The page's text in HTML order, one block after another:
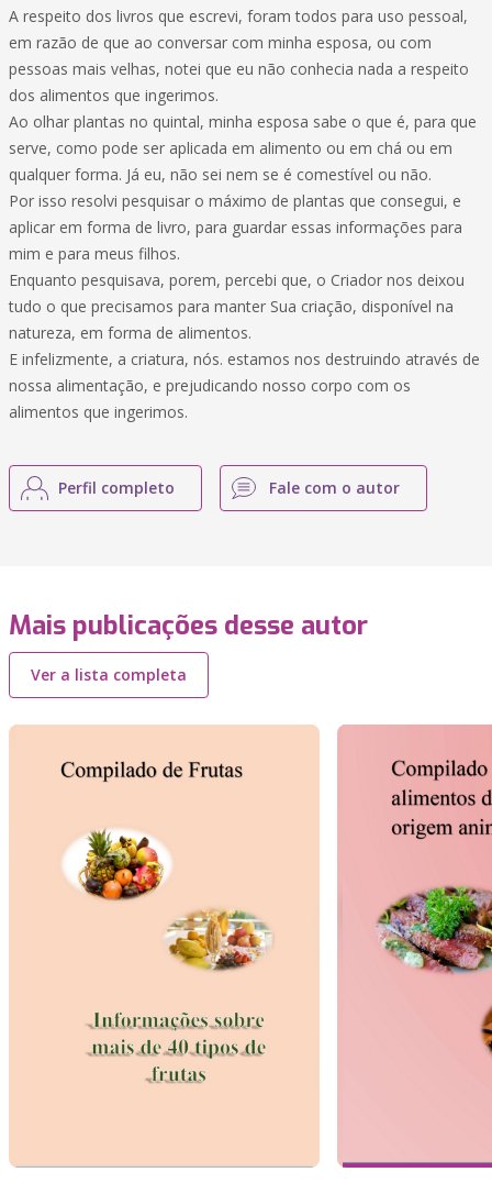
A respeito dos livros que escrevi, foram todos para uso pessoal,
em razão de que ao conversar com minha esposa, ou com
pessoas mais velhas, notei que eu não conhecia nada a respeito
dos alimentos que ingerimos.
Ao olhar plantas no quintal, minha esposa sabe o que é, para que
serve, como pode ser aplicada em alimento ou em chá ou em
qualquer forma. Já eu, não sei nem se é comestível ou não.
Por isso resolvi pesquisar o máximo de plantas que consegui, e
aplicar em forma de livro, para guardar essas informações para
mim e para meus filhos.
Enquanto pesquisava, porem, percebi que, o Criador nos deixou
tudo o que precisamos para manter Sua criação, disponível na
natureza, em forma de alimentos.
E infelizmente, a criatura, nós. estamos nos destruindo através de
nossa alimentação, e prejudicando nosso corpo com os
alimentos que ingerimos.
Perfil completo Fale com o autor
Mais publicações desse autor
Ver a lista completa